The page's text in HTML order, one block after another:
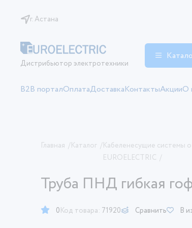
г. Астана
Дистрибьютор электротехники
B2B порталОплатаДоставкаКонтактыАкцииО
Главная /Каталог /Кабеленесущие системы
EUROELECTRIC /
Труба ПНД гибкая
0Код товара: 71920 Сравнить В